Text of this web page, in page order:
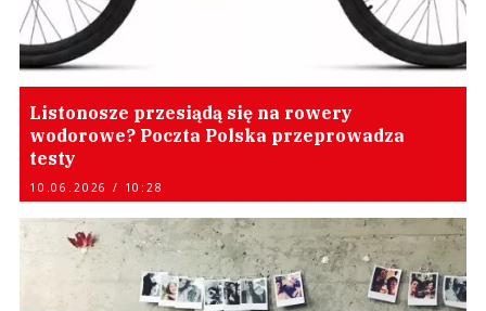
Listonosze przesiądą się na rowery
wodorowe? Poczta Polska przeprowadza
testy
10.06.2026 / 10:28